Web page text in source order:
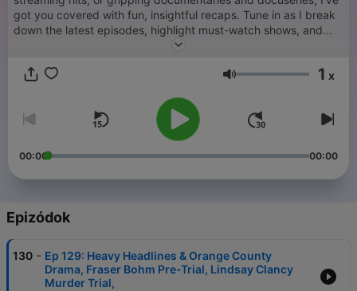
got you covered with fun, insightful recaps. Tune in as I break
down the latest episodes, highlight must-watch shows, and
share my take on the trends shaping the TV world. If you love
Hangerő 1 x
00:00 00:00
Epizódok
130 - Ep 129: Heavy Headlines & Orange County
Drama, Fraser Bohm Pre-Trial, Lindsay Clancy
Murder Trial,